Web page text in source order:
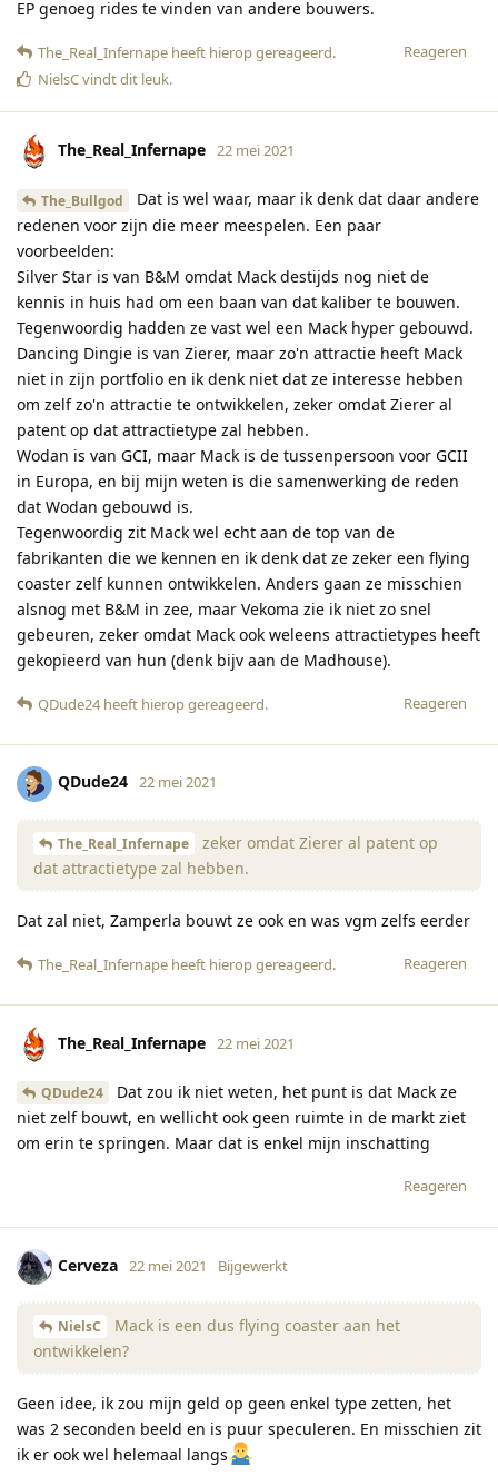
EP genoeg rides te vinden van andere bouwers.
Reageren
The_Real_Infernape heeft hierop gereageerd.
NielsCvindt dit leuk.
The_Real_Infernape 22 mei 2021
The_Bullgod
Dat is wel waar, maar ik denk dat daar andere
redenen voor zijn die meer meespelen. Een paar
voorbeelden:
Silver Star is van B&M omdat Mack destijds nog niet de
kennis in huis had om een baan van dat kaliber te bouwen.
Tegenwoordig hadden ze vast wel een Mack hyper gebouwd.
Dancing Dingie is van Zierer, maar zo'n attractie heeft Mack
niet in zijn portfolio en ik denk niet dat ze interesse hebben
om zelf zo'n attractie te ontwikkelen, zeker omdat Zierer al
patent op dat attractietype zal hebben.
Wodan is van GCI, maar Mack is de tussenpersoon voor GCII
in Europa, en bij mijn weten is die samenwerking de reden
dat Wodan gebouwd is.
Tegenwoordig zit Mack wel echt aan de top van de
fabrikanten die we kennen en ik denk dat ze zeker een flying
coaster zelf kunnen ontwikkelen. Anders gaan ze misschien
alsnog met B&M in zee, maar Vekoma zie ik niet zo snel
gebeuren, zeker omdat Mack ook weleens attractietypes heeft
gekopieerd van hun (denk bijv aan de Madhouse).
Reageren
QDude24heeft hierop gereageerd.
QDude24 22 mei 2021
The_Real_Infernape
zeker omdat Zierer al patent op
dat attractietype zal hebben.
Dat zal niet, Zamperla bouwt ze ook en was vgm zelfs eerder
Reageren
The_Real_Infernape heeft hierop gereageerd.
The_Real_Infernape 22 mei 2021
QDude24
Dat zou ik niet weten, het punt is dat Mack ze
niet zelf bouwt, en wellicht ook geen ruimte in de markt ziet
om erin te springen. Maar dat is enkel mijn inschatting
Reageren
Cerveza 22 mei 2021 Bijgewerkt
NielsC
Mack is een dus flying coaster aan het
ontwikkelen?
Geen idee, ik zou mijn geld op geen enkel type zetten, het
was 2 seconden beeld en is puur speculeren. En misschien zit
ik er ook wel helemaal langs